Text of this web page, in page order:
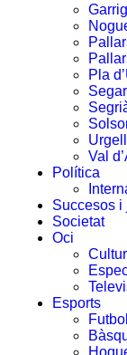
Pla
Urgell
Val
Política
Succesos i
Societat
Oci
Esports
Futbol